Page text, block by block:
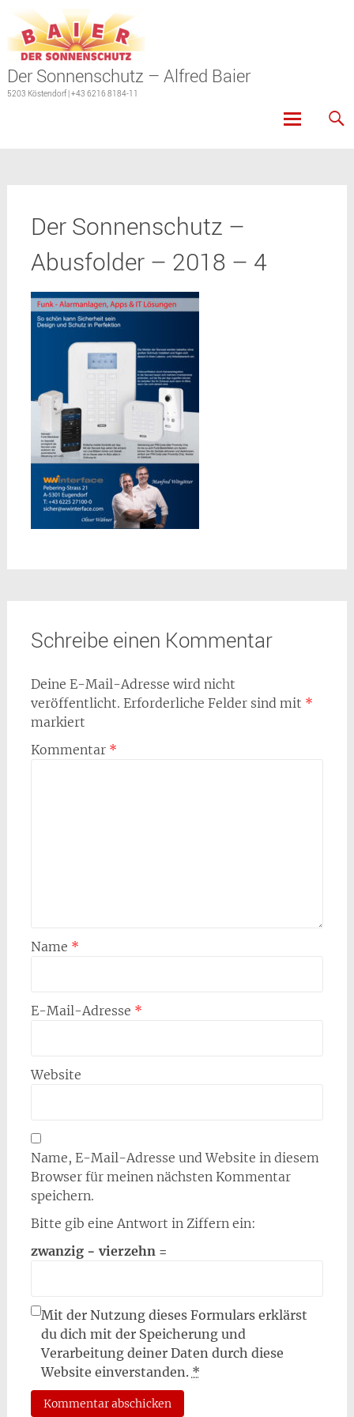
Der Sonnenschutz – Alfred Baier
5203 Köstendorf | +43 6216 8184-11
Der Sonnenschutz –
Abusfolder – 2018 – 4
Schreibe einen Kommentar
Deine E-Mail-Adresse wird nicht
veröffentlicht. Erforderliche Felder sind mit *
markiert
Kommentar *
Name *
E-Mail-Adresse *
Website
Name, E-Mail-Adresse und Website in diesem
Browser für meinen nächsten Kommentar
speichern.
Bitte gib eine Antwort in Ziffern ein:
zwanzig − vierzehn =
Mit der Nutzung dieses Formulars erklärst
du dich mit der Speicherung und
Verarbeitung deiner Daten durch diese
Website einverstanden. *